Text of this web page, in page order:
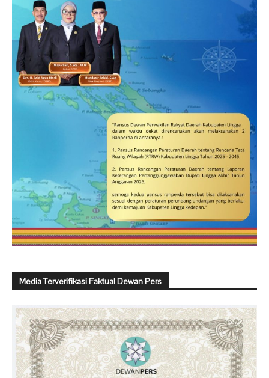
Media Terverifikasi Faktual Dewan Pers